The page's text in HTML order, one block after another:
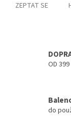
ZEPTAT SE
OD
do